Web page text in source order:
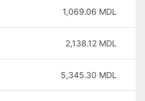
1,069.06 MDL
2,138.12 MDL
5,345.30 MDL